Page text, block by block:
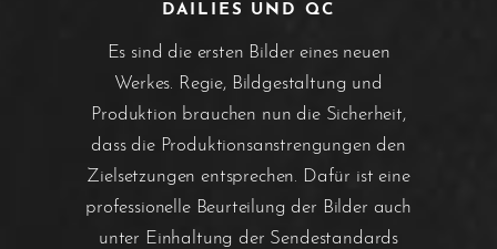
DAILIES UND QC
Es sind die ersten Bilder eines neuen
Werkes. Regie, Bildgestaltung und
Produktion brauchen nun die Sicherheit,
dass die Produktionsanstrengungen den
Zielsetzungen entsprechen. Dafür ist eine
professionelle Beurteilung der Bilder auch
unter Einhaltung der Sendestandards